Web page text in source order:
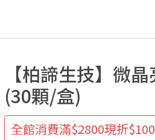
【柏諦生技】微
(30顆/盒)
全館消費滿$2800現折